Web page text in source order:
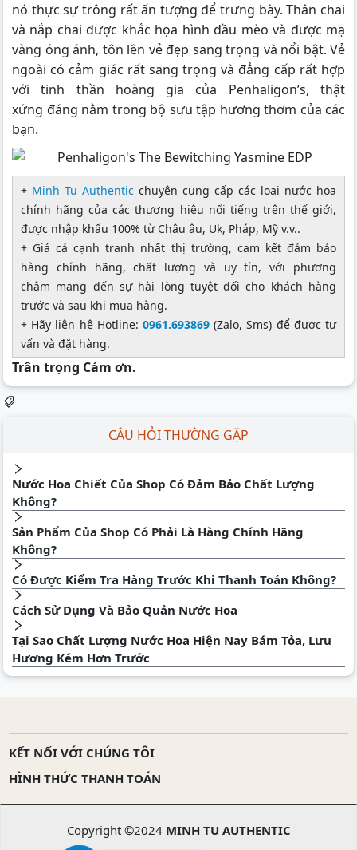
nó thực sự trông rất ấn tượng để trưng bày. Thân chai
và nắp chai được khắc họa hình đầu mèo và được mạ
vàng óng ánh, tôn lên vẻ đẹp sang trọng và nổi bật. Vẻ
ngoài có cảm giác rất sang trọng và đẳng cấp rất hợp
với tinh thần hoàng gia của Penhaligon’s, thật
xứng đáng nằm trong bộ sưu tập hương thơm của các
bạn.
+ Minh Tu Authentic chuyên cung cấp các loại nước hoa
chính hãng của các thương hiệu nổi tiếng trên thế giới,
được nhập khấu 100% từ Châu âu, Uk, Pháp, Mỹ v.v..
+ Giá cả cạnh tranh nhất thị trường, cam kết đảm bảo
hàng chính hãng, chất lượng và uy tín, với phương
châm mang đến sự hài lòng tuyệt đối cho khách hàng
trước và sau khi mua hàng.
+ Hãy liên hệ Hotline: 0961.693869 (Zalo, Sms) để được tư
vấn và đặt hàng.
Trân trọng Cám ơn.
CÂU HỎI THƯỜNG GẶP
Nước Hoa Chiết Của Shop Có Đảm Bảo Chất Lượng
Không?
Sản Phẩm Của Shop Có Phải Là Hàng Chính Hãng
Không?
Có Được Kiểm Tra Hàng Trước Khi Thanh Toán Không?
Cách Sử Dụng Và Bảo Quản Nước Hoa
Tại Sao Chất Lượng Nước Hoa Hiện Nay Bám Tỏa, Lưu
Hương Kém Hơn Trước
KẾT NỐI VỚI CHÚNG TÔI
HÌNH THỨC THANH TOÁN
Copyright ©2024 MINH TU AUTHENTIC